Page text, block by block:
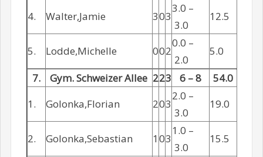
4. Walter,Jamie 303
3.0 –
3.0
12.5
5. Lodde,Michelle 002
0.0 –
2.0
5.0
7.
Gym. Schweizer Allee 223 6 – 8
54.0
1.
Golonka,Florian 203
2.0 –
3.0
19.0
2. Golonka,Sebastian 103
1.0 –
3.0
15.5